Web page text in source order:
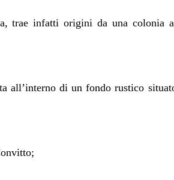
trae infatti origini da una
di un fondo rustico